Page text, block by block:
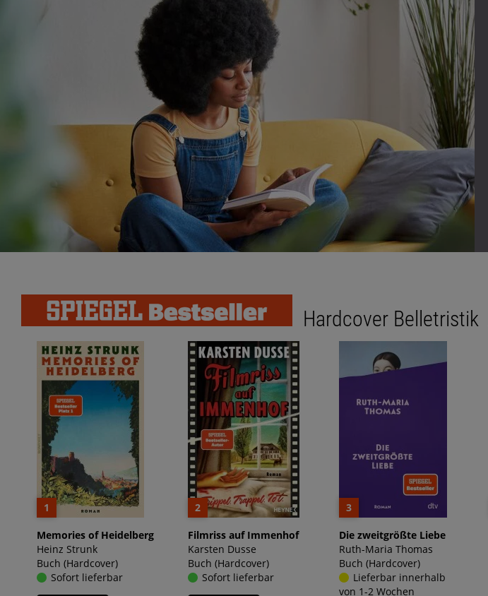
Hardcover Belletristik
1
Memories of Heidelberg
Heinz Strunk
Buch (Hardcover)
Sofort lieferbar
2
Filmriss auf Immenhof
Karsten Dusse
Buch (Hardcover)
Sofort lieferbar
3
Die zweitgrößte Liebe
Ruth-Maria Thomas
Buch (Hardcover)
Lieferbar innerhalb
von 1-2 Wochen